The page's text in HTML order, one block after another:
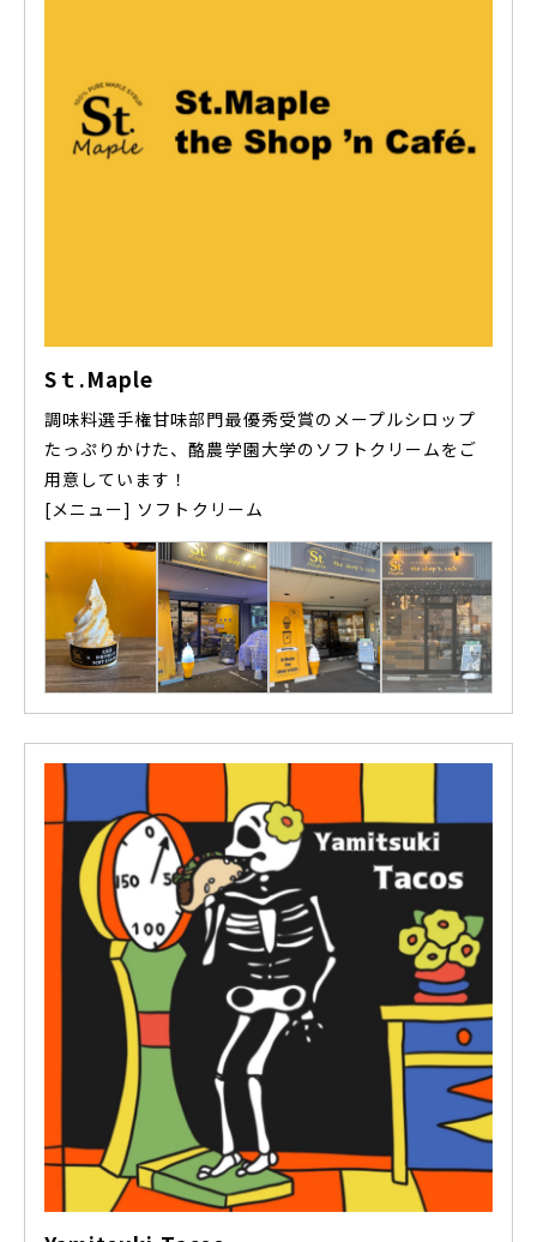
Sｔ.Maple
調味料選手権甘味部門最優秀受賞のメープルシロップ
たっぷりかけた、酪農学園大学のソフトクリームをご
用意しています！
[メニュー] ソフトクリーム